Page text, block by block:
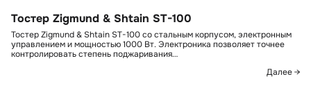
Тостер Zigmund & Shtain ST-100
Тостер Zigmund & Shtain ST-100 со стальным корпусом, электронным
управлением и мощностью 1000 Вт. Электроника позволяет точнее
контролировать степень поджаривания…
Далее →